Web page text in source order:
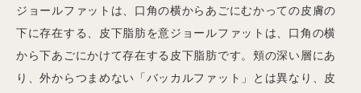
ジョールファットは、口角の横からあごにむかっての皮膚の
下に存在する、皮下脂肪を意ジョールファットは、口角の横
から下あごにかけて存在する皮下脂肪です。頬の深い層にあ
り、外からつまめない「バッカルファット」とは異なり、皮